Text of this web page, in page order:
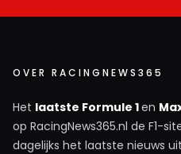
OVER RACINGNEWS365
Het laatste Formule 1en
op RacingNews365.nl de F1-
dagelijks het laatste nieuws